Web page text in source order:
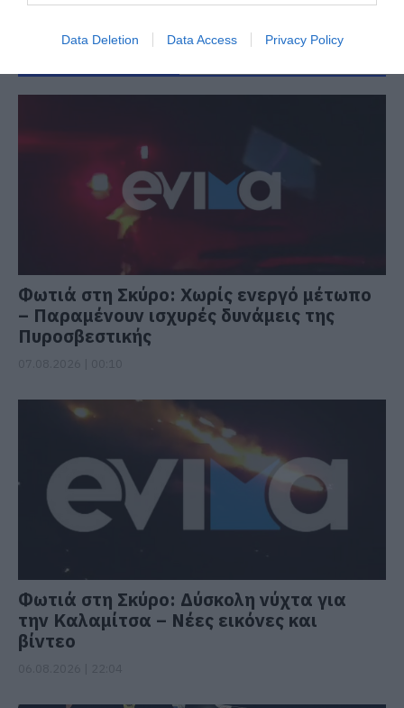
Data Deletion Data Access Privacy Policy
Φωτιά στη Σκύρο: Χωρίς ενεργό μέτωπο
– Παραμένουν ισχυρές δυνάμεις της
Πυροσβεστικής
Φωτιά στη Σκύρο: Δύσκολη νύχτα για
την Καλαμίτσα – Νέες εικόνες και
βίντεο